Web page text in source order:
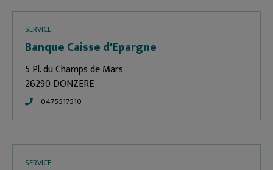
SERVICE
Banque Caisse d'Epargne
5 Pl. du Champs de Mars
26290 DONZERE
0475517510
SERVICE